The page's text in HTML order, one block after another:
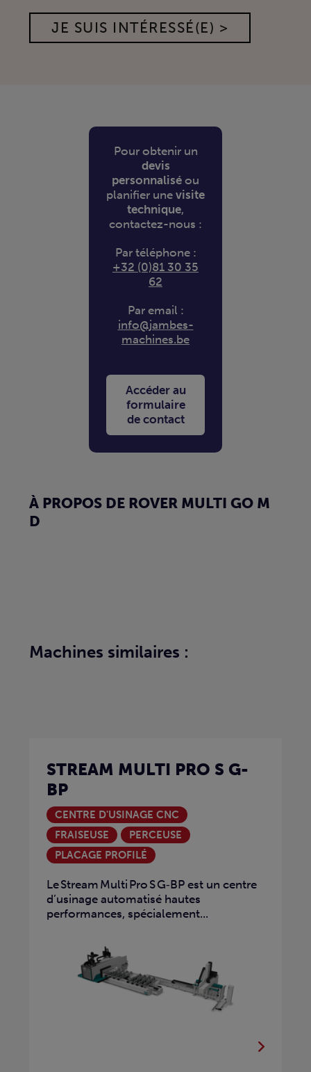
JE SUIS INTÉRESSÉ(E) >
Pour obtenir un
devis
personnaliséou
planifier unevisite
technique,
contactez-nous :
Par téléphone :
+32 (0)81 30 35
62
Par email :
info@jambes-
machines.be
Accéder au
formulaire
de contact
À PROPOS DE ROVER MULTI GO M
D
Machines similaires :
STREAM MULTI PRO S G-
BP
CENTRE D'USINAGE CNC
FRAISEUSE
PERCEUSE
PLACAGE PROFILÉ
Le Stream Multi Pro S G‑BP est un centre
d’usinage automatisé hautes
performances, spécialement...